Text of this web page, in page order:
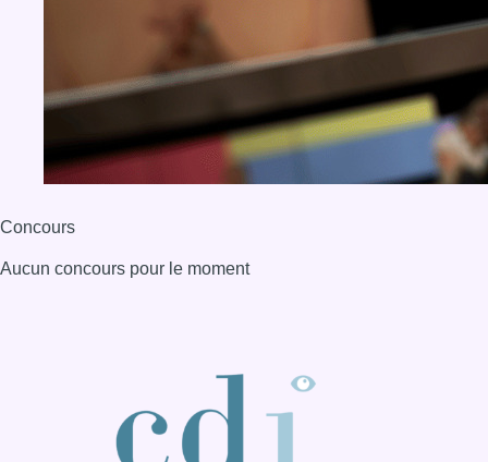
Concours
Aucun concours pour le moment